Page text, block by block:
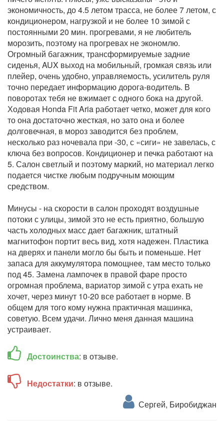
экономичность, до 4.5 летом трасса, не более 7 летом, с
кондиционером, нагрузкой и не более 10 зимой с
постоянными 20 мин. прогревами, я не любитель
морозить, поэтому на прогревах не экономлю.
Огромный багажник, трансформируемые задние
сиденья, AUX выход на мобильный, громкая связь или
плейер, очень удобно, управляемость, усилитель руля
точно передает информацию дорога-водитель. В
поворотах тебя не вжимает с одного бока на другой.
Ходовая Honda Fit Aria работает четко, может для кого
то она достаточно жесткая, но зато она и более
долговечная, в мороз заводится без проблем,
несколько раз ночевала при -30, с «сиги» не завелась, с
ключа без вопросов. Кондиционер и печка работают на
5. Салон светлый и поэтому маркий, но материал легко
подается чистке любым подручным моющим
средством.
Минусы - на скорости в салон проходят воздушные
потоки с улицы, зимой это не есть приятно, большую
часть холодных масс дает багажник, штатный
магнитофон портит весь вид, хотя надежен. Пластика
на дверях и панели могло бы быть и поменьше. Нет
запаса для аккумулятора помощнее, там место только
под 45. Замена лампочек в правой фаре просто
огромная проблема, вариатор зимой с утра ехать не
хочет, через минут 10-20 все работает в норме. В
общем для того кому нужна практичная машинка,
советую. Всем удачи. Лично меня данная машина
устраивает.
Достоинства: в отзыве.
Недостатки: в отзыве.
Сергей, Биробиджан